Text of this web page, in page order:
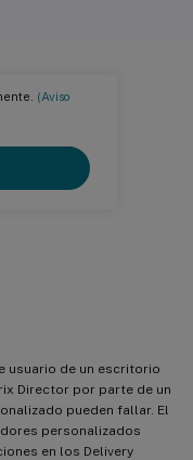
(Aviso
usuario de un escritorio
Director por parte de un
pueden fallar. El
personalizados
en los Delivery